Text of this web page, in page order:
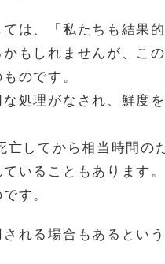
は、「私たちも結果
もしれませんが、こ
のです。
処理がなされ、鮮度
してから相当時間の
いることもあります。
す。
れる場合もあるとい